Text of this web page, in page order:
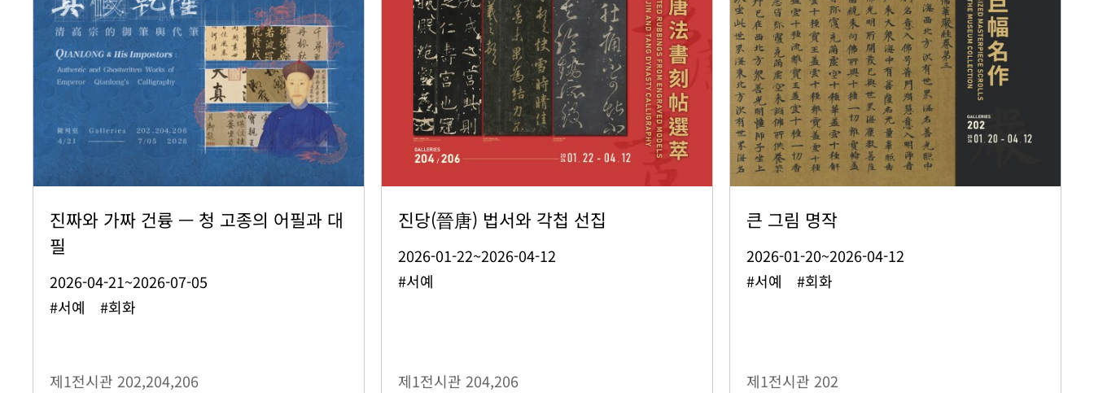
진짜와 가짜 건륭 — 청 고종의 어필과 대
필
2026-04-21~2026-07-05
#서예 #회화
제1전시관 202,204,206
진당(晉唐) 법서와 각첩 선집
2026-01-22~2026-04-12
#서예
제1전시관 204,206
큰 그림 명작
2026-01-20~2026-04-12
#서예 #회화
제1전시관 202